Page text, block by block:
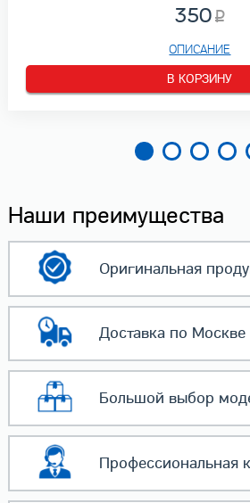
350
ОПИСАНИЕ
В КОРЗИНУ
Наши преимущества
Оригинальная
Доставка по Москве
Большой выбор
Профессиональная